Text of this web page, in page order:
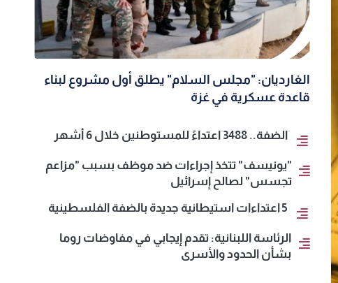
الغارديان: "مجلس السلام" يطلق أول مشروع لبناء
قاعدة عسكرية في غزة
الضفة.. 3488 اعتداءً للمستوطنين خلال 6 أشهر
"يونيسف" تتخذ إجراءات ضد موظف بسبب "مزاعم
تجسس" لصالح إسرائيل
5 اعتداءات استيطانية جديدة بالضفة الفلسطينية
الرئاسة اللبنانية: تقدم إيجابي في مفاوضات روما
بشأن الحدود والأسرى